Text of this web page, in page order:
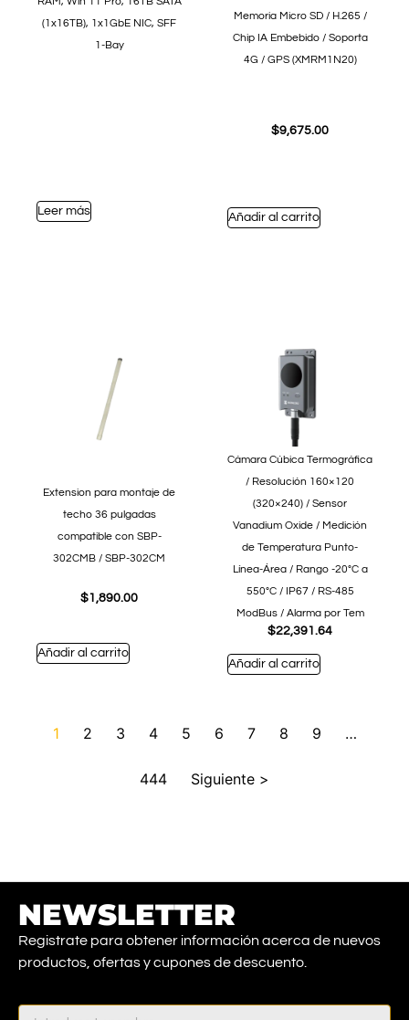
(1x16TB), 1x1GbE NIC, SFF
1-Bay
Leer más
Memoria Micro SD / H.265 /
Chip IA Embebido / Soporta
4G / GPS (XMRM1N20)
$9,675.00
Añadir al carrito
Extension para montaje de
techo 36 pulgadas
compatible con SBP-
302CMB / SBP-302CM
$1,890.00
Añadir al carrito
Cámara Cúbica Termográfica
/ Resolución 160×120
(320×240) / Sensor
Vanadium Oxide / Medición
de Temperatura Punto-
Línea-Área / Rango -20°C a
550°C / IP67 / RS-485
ModBus / Alarma por Tem
$22,391.64
Añadir al carrito
1 2 3 4 5 6 7 8 9 …
444 Siguiente >
NEWSLETTER
Registrate para obtener información acerca de nuevos
productos, ofertas y cupones de descuento.